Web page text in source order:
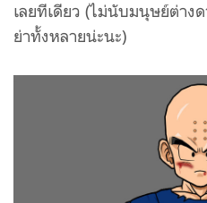
เลยทีเดียว (ไม่นับมนุษย์ต่า
ย่าทั้งหลายน่ะนะ)